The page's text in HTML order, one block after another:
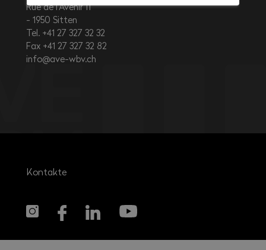
Rue de l’Avenir 11
1950 Sitten
Tel. +41 27 327 32 32
Fax +41 27 327 32 82
info@ave-wbv.ch
Kontakte